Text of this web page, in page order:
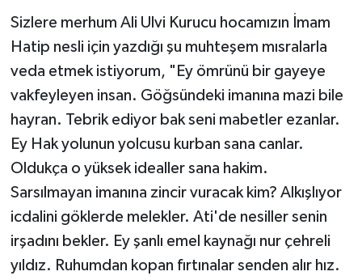
Sizlere merhum Ali Ulvi Kurucu hocamızın İmam
Hatip nesli için yazdığı şu muhteşem mısralarla
veda etmek istiyorum, "Ey ömrünü bir gayeye
vakfeyleyen insan. Göğsündeki imanına mazi bile
hayran. Tebrik ediyor bak seni mabetler ezanlar.
Ey Hak yolunun yolcusu kurban sana canlar.
Oldukça o yüksek idealler sana hakim.
Sarsılmayan imanına zincir vuracak kim? Alkışlıyor
icdalini göklerde melekler. Ati'de nesiller senin
irşadını bekler. Ey şanlı emel kaynağı nur çehreli
yıldız. Ruhumdan kopan fırtınalar senden alır hız.